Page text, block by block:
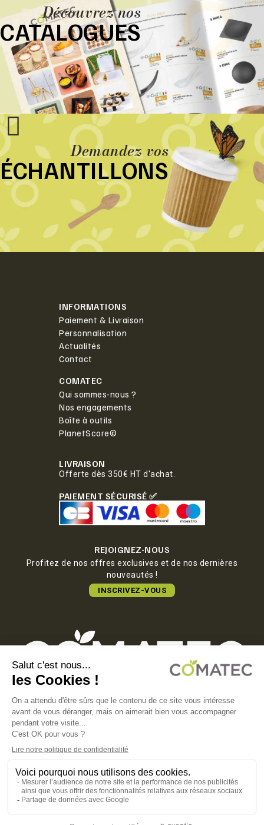
Découvrez nos
CATALOGUES
Demandez vos
ÉCHANTILLONS
INFORMATIONS
Paiement & Livraison
Personnalisation
Actualités
Contact
COMATEC
Qui sommes-nous ?
Nos engagements
Boîte à outils
PlanetScore©
LIVRAISON
Offerte dès 350€ HT d'achat.
PAIEMENT SÉCURISÉ ✅
REJOIGNEZ-NOUS
Profitez de nos offres exclusives et de nos dernières
nouveautés !
INSCRIVEZ-VOUS
COMATEC PACKAGING
Boulevard François-Xavier Fafeur
11000 Carcassonne, FRANCE
POLITIQUE DE CONFIDENTIALITÉ
POLITIQUE EN MATIÈRE DE COOKIES
CGV